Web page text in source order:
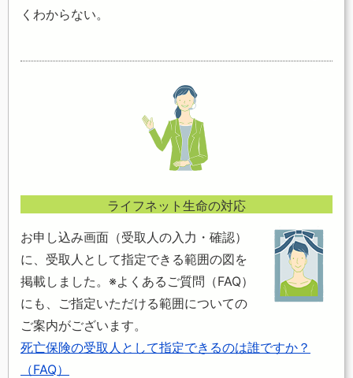
くわからない。
ライフネット生命の対応
お申し込み画面（受取人の入力・確認）
に、受取人として指定できる範囲の図を
掲載しました。※よくあるご質問（FAQ）
にも、ご指定いただける範囲についての
ご案内がございます。
死亡保険の受取人として指定できるのは誰ですか？
（FAQ）